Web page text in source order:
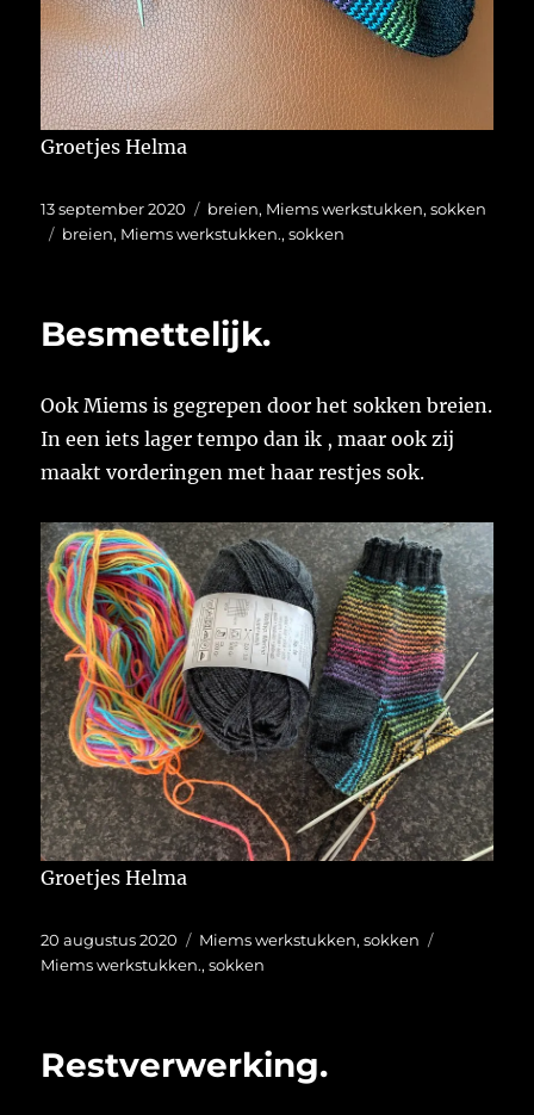
Groetjes Helma
Geplaatst
op
13 september 2020 Categorieën
breien, Miems werkstukken,sokken
Tags
breien, Miems werkstukken.,sokken
Besmettelijk.
Ook Miems is gegrepen door het sokken breien.
In een iets lager tempo dan ik , maar ook zij
maakt vorderingen met haar restjes sok.
Groetjes Helma
Geplaatst
op
20 augustus 2020 Categorieën
Miems werkstukken,sokken
Miems werkstukken.,sokken
Restverwerking.